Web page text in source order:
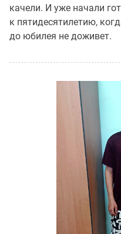
качели. И уже начали
к пятидесятилетию,
до юбилея не доживет.